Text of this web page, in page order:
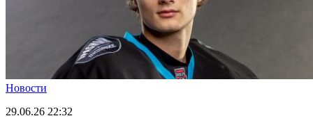
Новости
29.06.26 22:32